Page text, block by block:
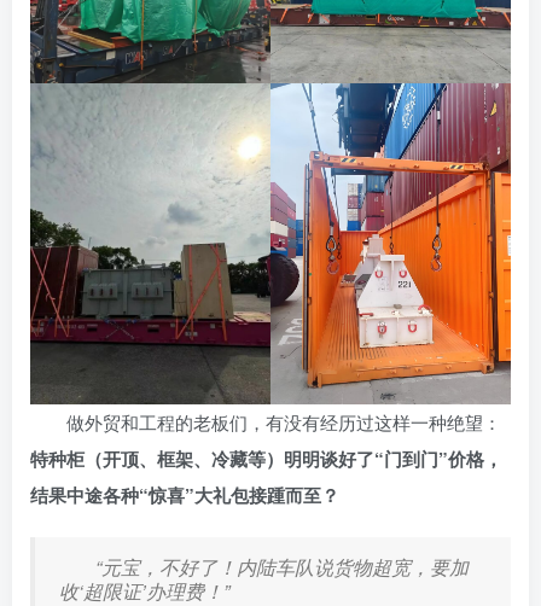
做外贸和工程的老板们，有没有经历过这样一种绝望：
特种柜（开顶、框架、冷藏等）明明谈好了“门到门”价格，
结果中途各种“惊喜”大礼包接踵而至？
“元宝，不好了！内陆车队说货物超宽，要加
收‘超限证’办理费！”